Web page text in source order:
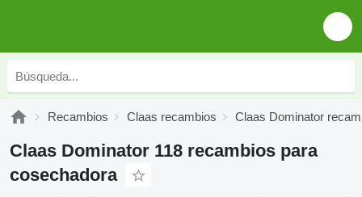
Recambios Claas recambios Claas Dominator
Claas Dominator 118 recambios para
cosechadora